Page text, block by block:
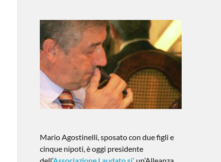
Mario Agostinelli, sposato con due figli e
cinque nipoti, è oggi presidente